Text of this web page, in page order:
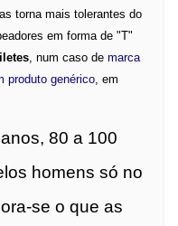
torna mais tolerantes do
em forma de "T"
, num caso de marca
produto genérico , em
80 a 100
homens só no
se o que as